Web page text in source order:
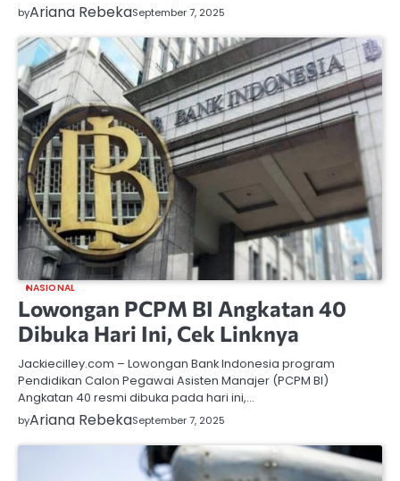
byAriana RebekaSeptember 7, 2025
NASIONAL
Lowongan PCPM BI Angkatan 40
Dibuka Hari Ini, Cek Linknya
Jackiecilley.com – Lowongan Bank Indonesia program
Pendidikan Calon Pegawai Asisten Manajer (PCPM BI)
Angkatan 40 resmi dibuka pada hari ini,…
byAriana RebekaSeptember 7, 2025